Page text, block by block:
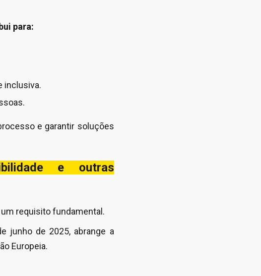
para:
inclusiva.
e garantir soluções
e outras
requisito fundamental.
junho de 2025, abrange a
Europeia.